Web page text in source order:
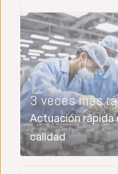
3 veces más
Actuación rápida
calidad